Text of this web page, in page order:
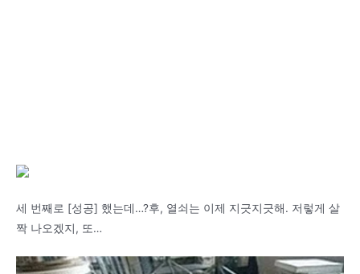
세 번째로 [성공] 했는데…?후, 열쇠는 이제 지긋지긋해. 저렇게 살
짝 나오겠지, 또…